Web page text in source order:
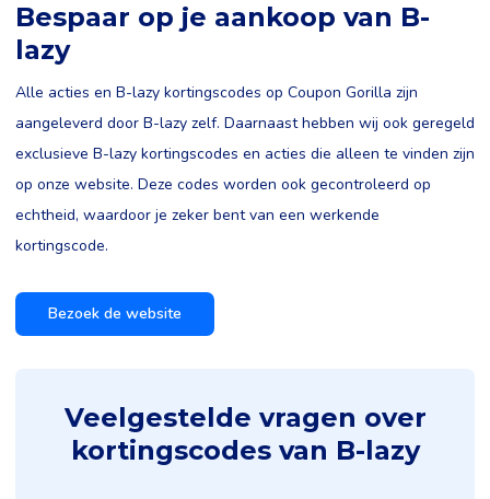
Bespaar op je aankoop van B-
lazy
Alle acties en B-lazy kortingscodes op Coupon Gorilla zijn
aangeleverd door B-lazy zelf. Daarnaast hebben wij ook geregeld
exclusieve B-lazy kortingscodes en acties die alleen te vinden zijn
op onze website. Deze codes worden ook gecontroleerd op
echtheid, waardoor je zeker bent van een werkende
kortingscode.
Bezoek de website
Veelgestelde vragen over
kortingscodes van B-lazy